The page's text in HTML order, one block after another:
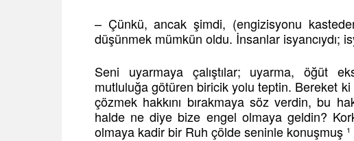
– Çünkü, ancak şimdi, (engizisyonu
düşünmek mümkün oldu. İnsanlar isyancıydı;
Seni uyarmaya çalıştılar; uyarma, öğüt
mutluluğa götüren biricik yolu teptin. Bereket ki
çözmek hakkını bırakmaya söz verdin, bu
halde ne diye bize engel olmaya geldin?
olmaya kadir bir Ruh çölde seninle konuşmuş ¹